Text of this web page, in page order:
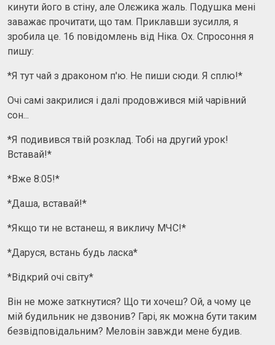
кинути його в стіну, але Олєжика жаль. Подушка мені
заважає прочитати, що там. Приклавши зусилля, я
зробила це. 16 повідомлень від Ніка. Ох. Спросоння я
пишу:
*Я тут чай з драконом п'ю. Не пиши сюди. Я сплю!*
Очі самі закрилися і далі продовжився мій чарівний
сон...
*Я подивився твій розклад. Тобі на другий урок!
Вставай!*
*Вже 8:05!*
*Даша, вставай!*
*Якщо ти не встанеш, я викличу МЧС!*
*Даруся, встань будь ласка*
*Відкрий очі світу*
Він не може заткнутися? Що ти хочеш? Ой, а чому це
мій будильник не дзвонив? Гарі, як можна бути таким
безвідповідальним? Меловін завжди мене будив.